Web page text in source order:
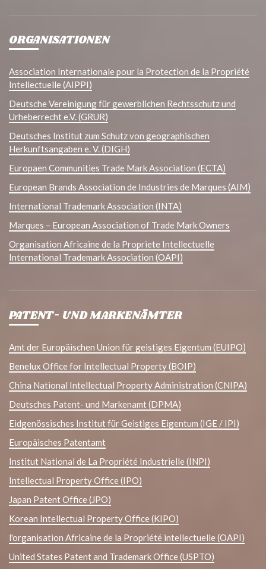
ORGANISATIONEN
Association Internationale pour la Protection de la Propriété
Intellectuelle (AIPPI)
Deutsche Vereinigung für gewerblichen Rechtsschutz und
Urheberrecht e.V. (GRUR)
Deutsches Institut zum Schutz von geographischen
Herkunftsangaben e. V. (DIGH)
Europaen Communities Trade Mark Association (ECTA)
European Brands Association de Industries de Marques (AIM)
International Trademark Association (INTA)
Marques – European Association of Trade Mark Owners
Organisation Africaine de la Propriete Intellectuelle
International Trademark Association (OAPI)
PATENT- UND MARKENÄMTER
Amt der Europäischen Union für geistiges Eigentum (EUIPO)
Benelux Office for Intellectual Property (BOIP)
China National Intellectual Property Administration (CNIPA)
Deutsches Patent- und Markenamt (DPMA)
Eidgenössisches Institut für Geistiges Eigentum (IGE / IPI)
Europäisches Patentamt
Institut National de La Propriété Industrielle (INPI)
Intellectual Property Office (IPO)
Japan Patent Office (JPO)
Korean Intellectual Property Office (KIPO)
l'organisation Africaine de la Propriété intellectuelle (OAPI)
United States Patent and Trademark Office (USPTO)